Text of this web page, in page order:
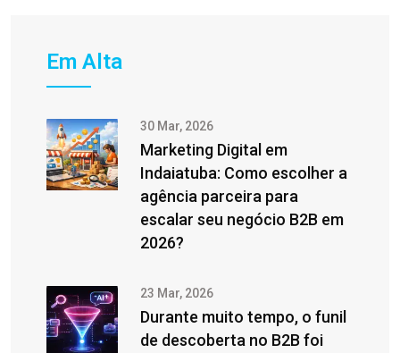
Em Alta
30 Mar, 2026
Marketing Digital em
Indaiatuba: Como escolher a
agência parceira para
escalar seu negócio B2B em
2026?
23 Mar, 2026
Durante muito tempo, o funil
de descoberta no B2B foi